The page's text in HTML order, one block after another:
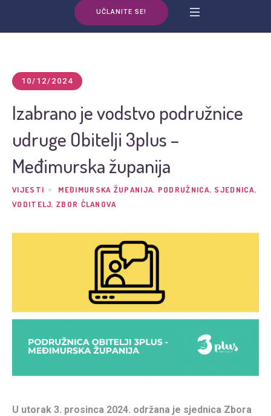
UČLANITE SE!
10/12/2024
Izabrano je vodstvo podružnice
udruge Obitelji 3plus –
Međimurska županija
VIJESTI MEĐIMURSKA ŽUPANIJA, PODRUŽNICA, SJEDNICA,
VODITELJ,ZBOR ČLANOVA
U utorak 3. prosinca 2024. održana je sjednica Zbora